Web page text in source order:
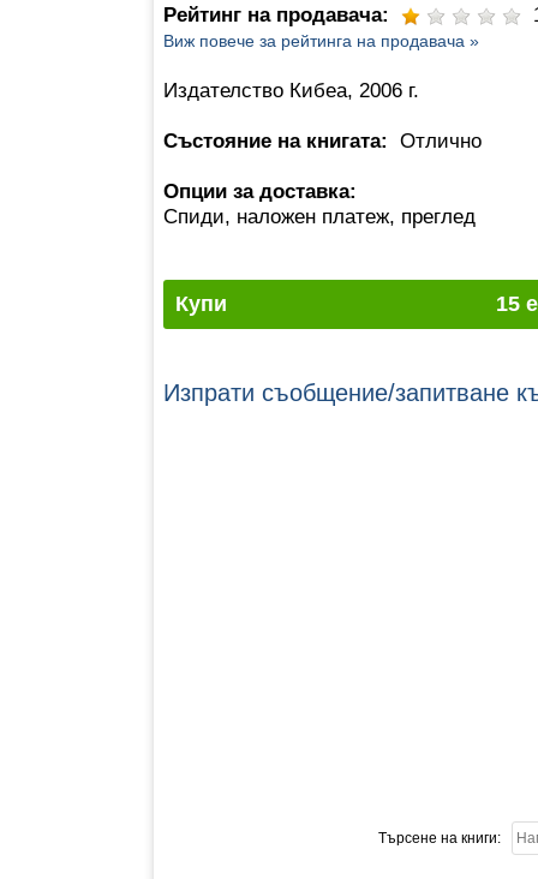
Рейтинг на продавача:
Виж повече за рейтинга на продавача »
Издателство Кибеа, 2006 г.
Състояние на книгата: Отлично
Опции за доставка:
Спиди, наложен платеж, преглед
Купи 15
Изпрати съобщение/запитване
Търсене на книги: